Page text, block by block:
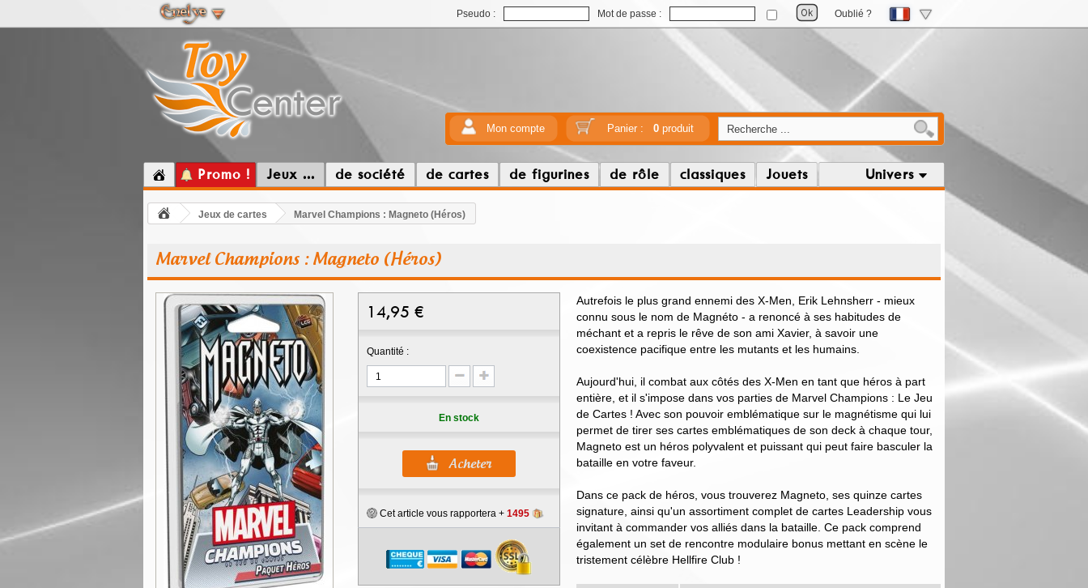
Pseudo : Mot de passe : Oublié ?
Mon compte Panier : 0produit
Promo ! Jeux ... de société de cartes de figurines de rôle classiques Jouets Univers
Jeux de cartes Marvel Champions : Magneto (Héros)
Marvel Champions : Magneto (Héros)
14,95 €
Quantité :
En stock
Cet article vous rapportera + 1495
Autrefois le plus grand ennemi des X-Men, Erik Lehnsherr - mieux
connu sous le nom de Magnéto - a renoncé à ses habitudes de
méchant et a repris le rêve de son ami Xavier, à savoir une
coexistence pacifique entre les mutants et les humains.
Aujourd'hui, il combat aux côtés des X-Men en tant que héros à part
entière, et il s'impose dans vos parties de Marvel Champions : Le Jeu
de Cartes ! Avec son pouvoir emblématique sur le magnétisme qui lui
permet de tirer ses cartes emblématiques de son deck à chaque tour,
Magneto est un héros polyvalent et puissant qui peut faire basculer la
bataille en votre faveur.
Dans ce pack de héros, vous trouverez Magneto, ses quinze cartes
signature, ainsi qu'un assortiment complet de cartes Leadership vous
invitant à commander vos alliés dans la bataille. Ce pack comprend
également un set de rencontre modulaire bonus mettant en scène le
tristement célèbre Hellfire Club !